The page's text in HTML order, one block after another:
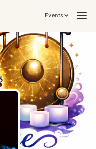
Events